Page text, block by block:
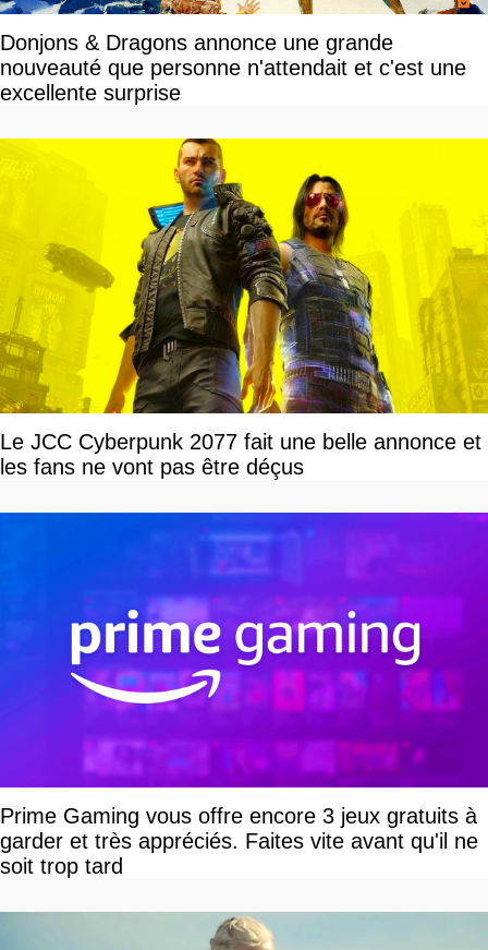
Donjons & Dragons annonce une grande
nouveauté que personne n'attendait et c'est une
excellente surprise
Le JCC Cyberpunk 2077 fait une belle annonce et
les fans ne vont pas être déçus
Prime Gaming vous offre encore 3 jeux gratuits à
garder et très appréciés. Faites vite avant qu'il ne
soit trop tard